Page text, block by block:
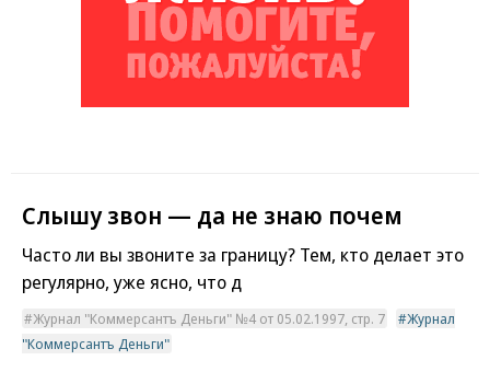
Слышу звон — да не знаю почем
Часто ли вы звоните за границу? Тем, кто делает это
регулярно, уже ясно, что д
Журнал "Коммерсантъ Деньги" №4 от 05.02.1997, стр. 7
Журнал
"Коммерсантъ Деньги"